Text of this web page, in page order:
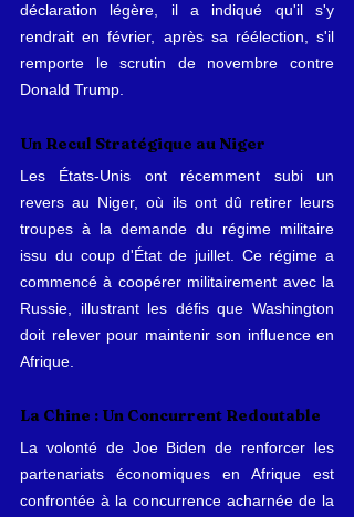
déclaration légère, il a indiqué qu'il s'y
rendrait en février, après sa réélection, s'il
remporte le scrutin de novembre contre
Donald Trump.
Un Recul Stratégique au Niger
Les États-Unis ont récemment subi un
revers au Niger, où ils ont dû retirer leurs
troupes à la demande du régime militaire
issu du coup d'État de juillet. Ce régime a
commencé à coopérer militairement avec la
Russie, illustrant les défis que Washington
doit relever pour maintenir son influence en
Afrique.
La Chine : Un Concurrent Redoutable
La volonté de Joe Biden de renforcer les
partenariats économiques en Afrique est
confrontée à la concurrence acharnée de la